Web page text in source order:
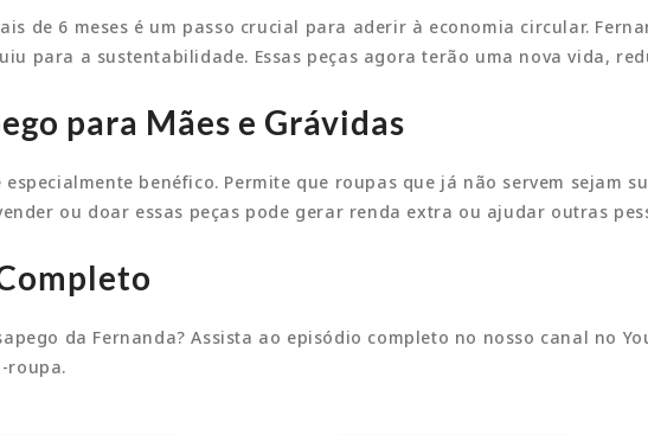
de 6 meses é um passo crucial para aderir à economia circular.
para a sustentabilidade. Essas peças agora terão uma nova vida,
para Mães e Grávidas
benéfico. Permite que roupas que já não servem sejam
ou doar essas peças pode gerar renda extra ou ajudar outras
da Fernanda? Assista ao episódio completo no nosso canal no
roupa.